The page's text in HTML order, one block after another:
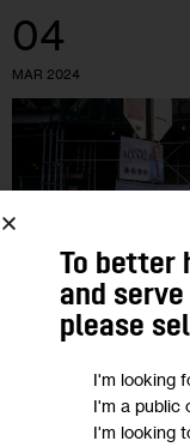
04
MAR 2024
POLITICS
To better
and
please
I'm looking
I'm a public
I'm looking